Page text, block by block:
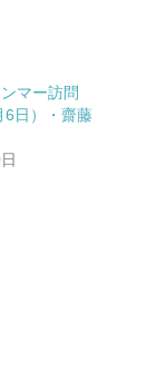
Susceptibility
virus
（GIS）
マー訪問
6日）・齋藤